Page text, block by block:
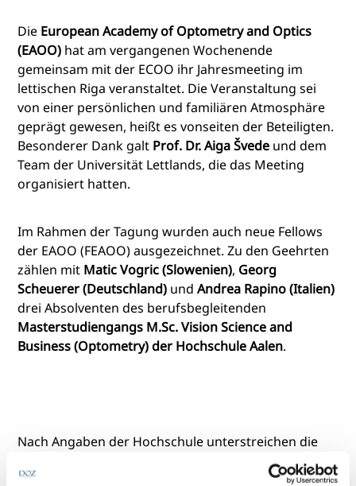
Die European Academy of Optometry and Optics
(EAOO) hat am vergangenen Wochenende
gemeinsam mit der ECOO ihr Jahresmeeting im
lettischen Riga veranstaltet. Die Veranstaltung sei
von einer persönlichen und familiären Atmosphäre
geprägt gewesen, heißt es vonseiten der Beteiligten.
Besonderer Dank galt Prof. Dr. Aiga Švede und dem
Team der Universität Lettlands, die das Meeting
organisiert hatten.
Im Rahmen der Tagung wurden auch neue Fellows
der EAOO (FEAOO) ausgezeichnet. Zu den Geehrten
zählen mit Matic Vogric (Slowenien), Georg
Scheuerer (Deutschland) undAndrea Rapino (Italien)
drei Absolventen des berufsbegleitenden
Masterstudiengangs M.Sc. Vision Science and
Business (Optometry) der Hochschule Aalen.
Nach Angaben der Hochschule unterstreichen die
Ernennungen die internationale Ausrichtung und
den wissenschaftlichen Anspruch des